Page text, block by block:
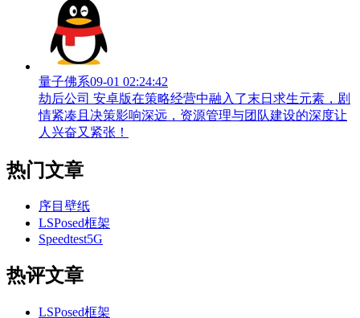
量子佛系09-01 02:24:42
劫后公司 安卓版在策略经营中融入了末日求生元素，剧
情紧凑且决策影响深远，资源管理与团队建设的深度让
人兴奋又紧张！
热门文章
序目壁纸
LSPosed框架
Speedtest5G
热评文章
LSPosed框架